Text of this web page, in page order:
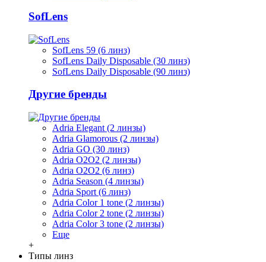
SofLens
SofLens 59 (6 линз)
SofLens Daily Disposable (30 линз)
SofLens Daily Disposable (90 линз)
Другие бренды
Adria Elegant (2 линзы)
Adria Glamorous (2 линзы)
Adria GO (30 линз)
Adria O2O2 (2 линзы)
Adria O2O2 (6 линз)
Adria Season (4 линзы)
Adria Sport (6 линз)
Adria Сolor 1 tone (2 линзы)
Adria Сolor 2 tone (2 линзы)
Adria Сolor 3 tone (2 линзы)
Еще
+
Типы линз